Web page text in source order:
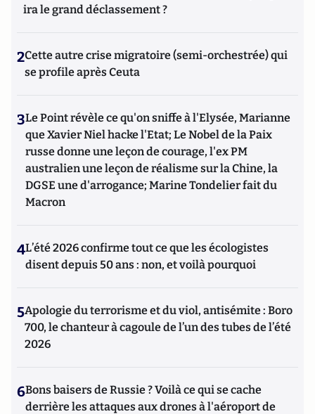
ira le grand déclassement ?
2Cette autre crise migratoire (semi-orchestrée) qui
se profile après Ceuta
3Le Point révèle ce qu'on sniffe à l'Elysée, Marianne
que Xavier Niel hacke l'Etat; Le Nobel de la Paix
russe donne une leçon de courage, l'ex PM
australien une leçon de réalisme sur la Chine, la
DGSE une d'arrogance; Marine Tondelier fait du
Macron
4L’été 2026 confirme tout ce que les écologistes
disent depuis 50 ans : non, et voilà pourquoi
5Apologie du terrorisme et du viol, antisémite : Boro
700, le chanteur à cagoule de l’un des tubes de l’été
2026
6Bons baisers de Russie ? Voilà ce qui se cache
derrière les attaques aux drones à l'aéroport de